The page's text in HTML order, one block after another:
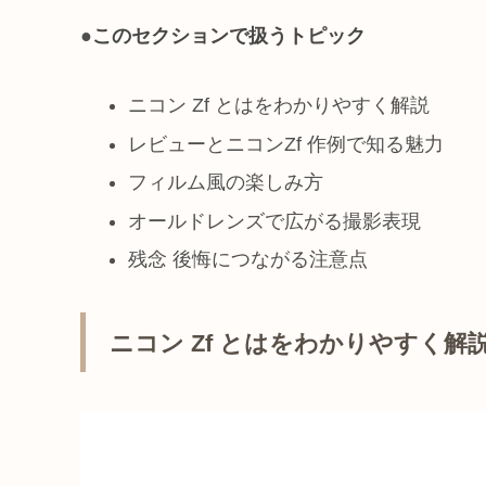
●このセクションで扱うトピック
ニコン Zf とはをわかりやすく解説
レビューとニコンZf 作例で知る魅力
フィルム風の楽しみ方
オールドレンズで広がる撮影表現
残念 後悔につながる注意点
ニコン Zf とはをわかりやすく解